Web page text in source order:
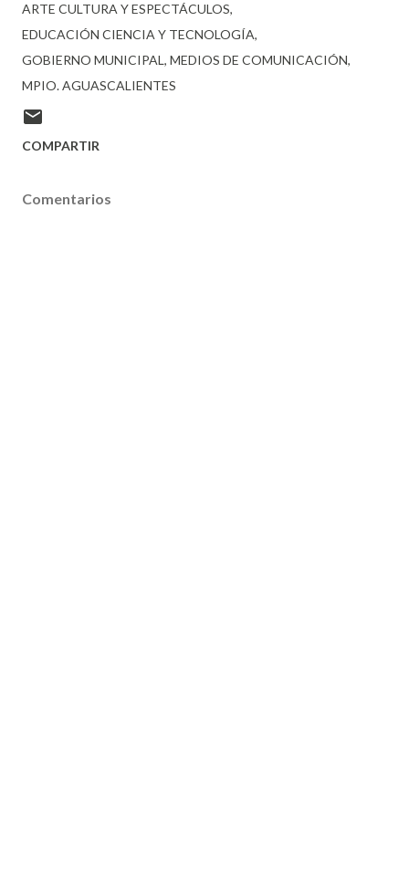
ARTE CULTURA Y ESPECTÁCULOS
EDUCACIÓN CIENCIA Y TECNOLOGÍA
GOBIERNO MUNICIPAL MEDIOS DE COMUNICACIÓN
MPIO. AGUASCALIENTES
COMPARTIR
Comentarios